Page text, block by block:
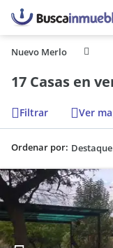
Nuevo Merlo
17 Casas en
Filtrar Ver
Ordenar por: